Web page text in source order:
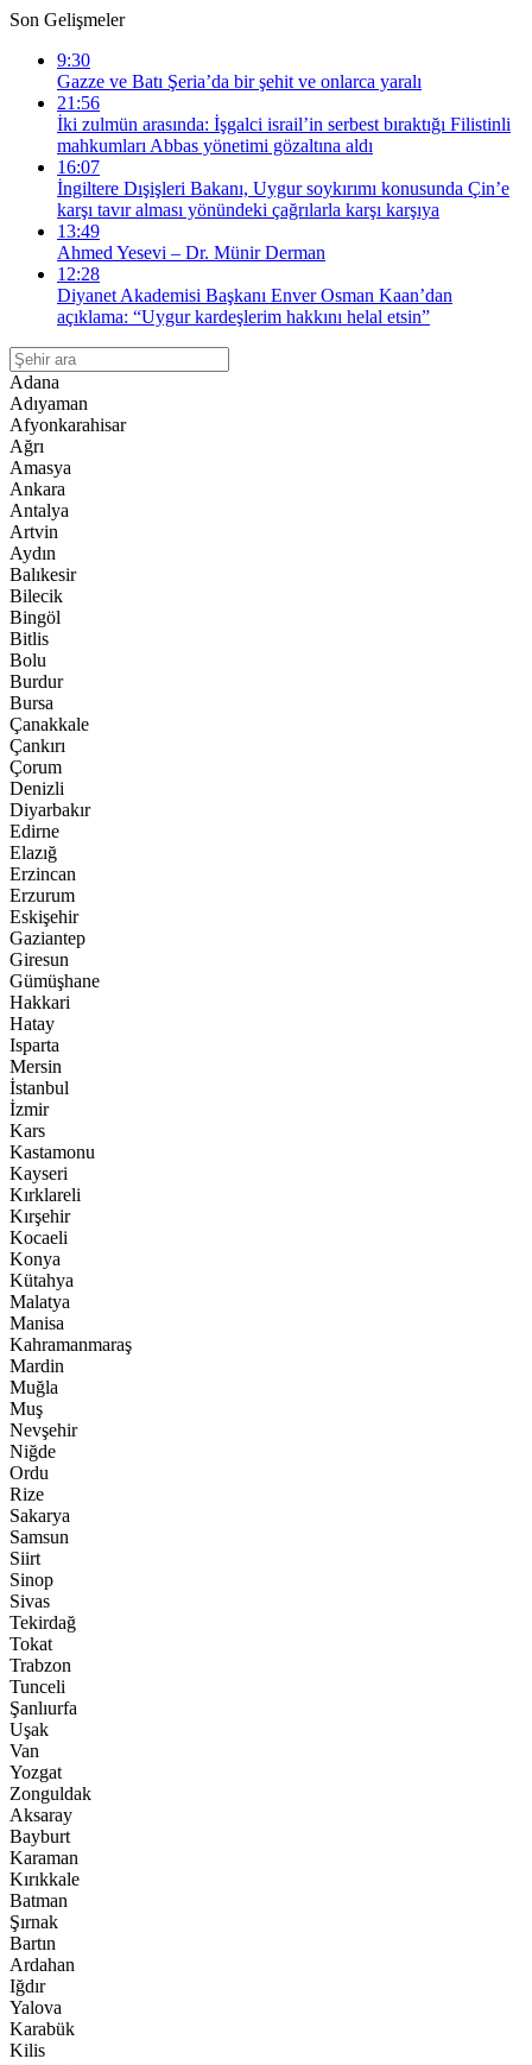
Son Gelişmeler
9:30
Gazze ve Batı Şeria’da bir şehit ve onlarca yaralı
21:56
İki zulmün arasında: İşgalci israil’in serbest bıraktığı Filistinli
mahkumları Abbas yönetimi gözaltına aldı
16:07
İngiltere Dışişleri Bakanı, Uygur soykırımı konusunda Çin’e
karşı tavır alması yönündeki çağrılarla karşı karşıya
13:49
Ahmed Yesevi – Dr. Münir Derman
12:28
Diyanet Akademisi Başkanı Enver Osman Kaan’dan
açıklama: “Uygur kardeşlerim hakkını helal etsin”
Adana
Adıyaman
Afyonkarahisar
Ağrı
Amasya
Ankara
Antalya
Artvin
Aydın
Balıkesir
Bilecik
Bingöl
Bitlis
Bolu
Burdur
Bursa
Çanakkale
Çankırı
Çorum
Denizli
Diyarbakır
Edirne
Elazığ
Erzincan
Erzurum
Eskişehir
Gaziantep
Giresun
Gümüşhane
Hakkari
Hatay
Isparta
Mersin
İstanbul
İzmir
Kars
Kastamonu
Kayseri
Kırklareli
Kırşehir
Kocaeli
Konya
Kütahya
Malatya
Manisa
Kahramanmaraş
Mardin
Muğla
Muş
Nevşehir
Niğde
Ordu
Rize
Sakarya
Samsun
Siirt
Sinop
Sivas
Tekirdağ
Tokat
Trabzon
Tunceli
Şanlıurfa
Uşak
Van
Yozgat
Zonguldak
Aksaray
Bayburt
Karaman
Kırıkkale
Batman
Şırnak
Bartın
Ardahan
Iğdır
Yalova
Karabük
Kilis